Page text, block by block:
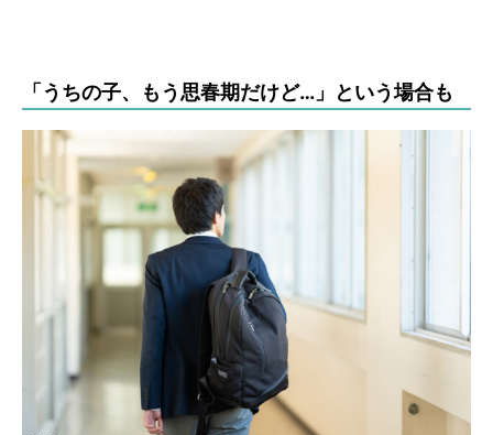
「うちの子、もう思春期だけど…」という場合も